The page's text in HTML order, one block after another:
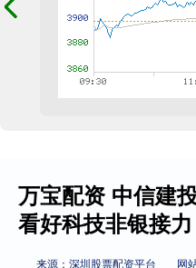
万宝配资 中信建
看好科技非银接力
来源：深圳股票配资平台 网